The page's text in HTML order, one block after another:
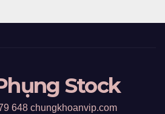
Stock
648 chungkhoanvip.com